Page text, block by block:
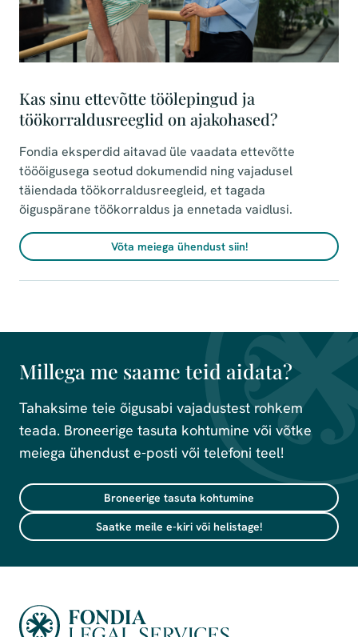
Kas sinu ettevõtte töölepingud ja
töökorraldusreeglid on ajakohased?
Fondia eksperdid aitavad üle vaadata ettevõtte
tööõigusega seotud dokumendid ning vajadusel
täiendada töökorraldusreegleid, et tagada
õiguspärane töökorraldus ja ennetada vaidlusi.
Võta meiega ühendust siin!
Millega me saame teid aidata?
Tahaksime teie õigusabi vajadustest rohkem
teada. Broneerige tasuta kohtumine või võtke
meiega ühendust e-posti või telefoni teel!
Broneerige tasuta kohtumine
Saatke meile e-kiri või helistage!